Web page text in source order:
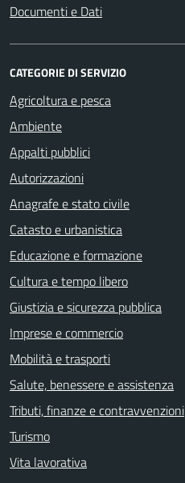
Documenti e Dati
CATEGORIE DI SERVIZIO
Agricoltura e pesca
Ambiente
Appalti pubblici
Autorizzazioni
Anagrafe e stato civile
Catasto e urbanistica
Educazione e formazione
Cultura e tempo libero
Giustizia e sicurezza pubblica
Imprese e commercio
Mobilità e trasporti
Salute, benessere e assistenza
Tributi, finanze e contravvenzioni
Turismo
Vita lavorativa